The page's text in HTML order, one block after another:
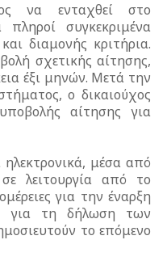
να ενταχθεί στο
συγκεκριμένα
διαμονής κριτήρια.
σχετικής αίτησης,
έξι μηνών. Μετά την
ο δικαιούχος
αίτησης για
ηλεκτρονικά, μέσα από
λειτουργία από το
για την έναρξη
για τη δήλωση των
το επόμενο